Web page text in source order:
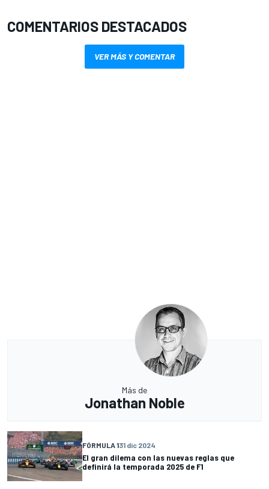
COMENTARIOS DESTACADOS
VER MÁS Y COMENTAR
Más de
Jonathan Noble
FÓRMULA 131 dic 2024
El gran dilema con las nuevas reglas que
definirá la temporada 2025 de F1